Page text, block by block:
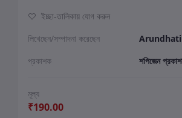
ইচ্ছা-তালিকায় যোগ করুন
লিখেছেন/সম্পাদনা করেছেন
প্রকাশক
শপিজেন
মূল্য
₹190.00